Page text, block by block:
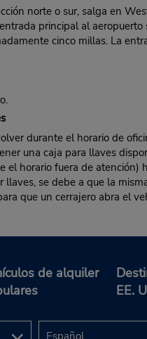
norte o sur, salga en
principal al
cinco millas. La
durante el horario de
una caja para llaves
el horario fuera de
llaves, se debe a que la
que un cerrajero abra el
de alquiler
EE.